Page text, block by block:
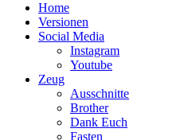
Home
Versionen
Social Media
Instagram
Youtube
Zeug
Ausschnitte
Brother
Dank Euch
Fasten